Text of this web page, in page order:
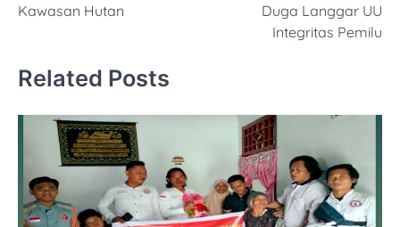
Kawasan Hutan
Duga Langgar UU
Integritas Pemilu
Related Posts